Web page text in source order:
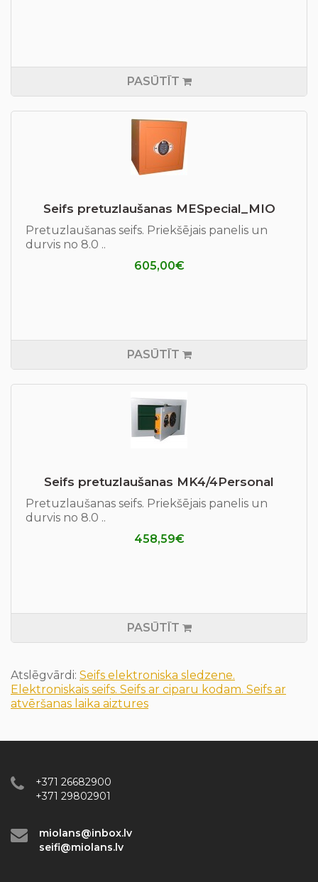
PASŪTĪT
Seifs pretuzlaušanas MESpecial_MIO
Pretuzlaušanas seifs. Priekšējais panelis un
durvis no 8.0 ..
605,00€
PASŪTĪT
Seifs pretuzlaušanas МK4/4Personal
Pretuzlaušanas seifs. Priekšējais panelis un
durvis no 8.0 ..
458,59€
PASŪTĪT
Atslēgvārdi: Seifs elektroniska sledzene.
Elektroniskais seifs. Seifs ar ciparu kodam. Seifs ar
atvēršanas laika aiztures
+371 26682900
+371 29802901
miolans@inbox.lv
seifi@miolans.lv